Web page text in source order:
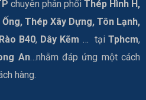
chuyên phân phốiThép Hình H,
Ống, Thép Xây Dựng, Tôn Lạnh,
B40, Dây Kẽm … tạiTphcm,
An…nhằm đáp ứng một cách
hàng.